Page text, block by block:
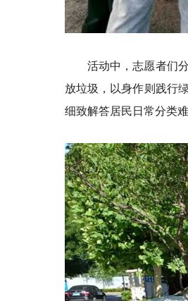
活动中，志愿者们
放垃圾，以身作则践行
细致解答居民日常分类